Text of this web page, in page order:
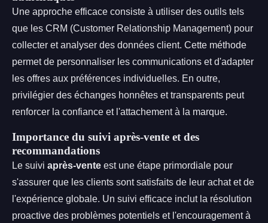
Une approche efficace consiste à utiliser des outils tels
que les CRM (Customer Relationship Management) pour
collecter et analyser des données client. Cette méthode
permet de personnaliser les communications et d'adapter
les offres aux préférences individuelles. En outre,
privilégier des échanges honnêtes et transparents peut
renforcer la confiance et l'attachement à la marque.
Importance du suivi après-vente et des
recommandations
Le suivi après-vente est une étape primordiale pour
s'assurer que les clients sont satisfaits de leur achat et de
l'expérience globale. Un suivi efficace inclut la résolution
proactive des problèmes potentiels et l'encouragement à